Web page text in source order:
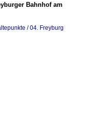
Bahnhof am
/ 04. Freyburg